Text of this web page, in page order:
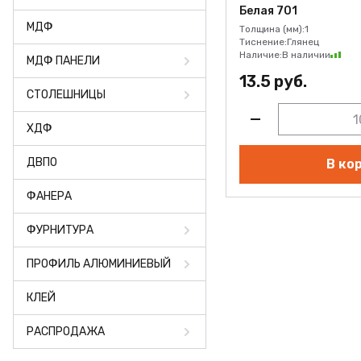
ФАНЕРА
ФУРНИТУРА
ПРОФИЛЬ АЛЮМИНИЕВЫЙ
КЛЕЙ
РАСПРОДАЖА
НОВИНКИ
МДФ
МДФ ПАНЕЛИ
СТОЛЕШНИЦЫ
ХДФ
ДВПО
ФАНЕРА
ФУРНИТУРА
ПРОФИЛЬ АЛЮМИНИЕВЫЙ
КЛЕЙ
РАСПРОДАЖА
Белая 701
Толщина (мм):1
Тиснение:Глянец
Наличие:В наличии
13.5 руб.
В